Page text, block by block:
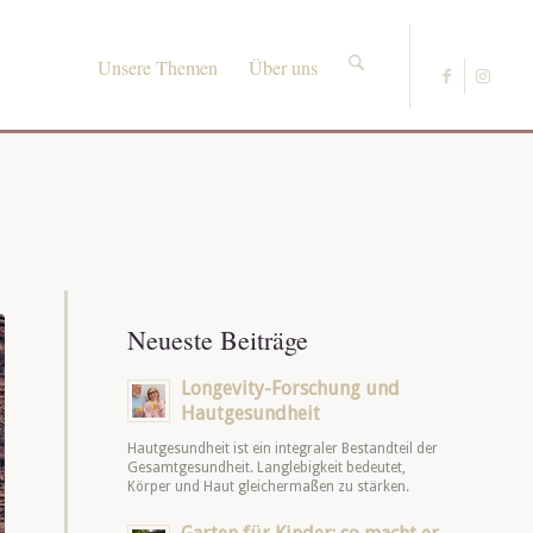
Unsere Themen Über uns
Neueste Beiträge
Longevity-Forschung und
Hautgesundheit
Hautgesundheit ist ein integraler Bestandteil der
Gesamtgesundheit. Langlebigkeit bedeutet,
Körper und Haut gleichermaßen zu stärken.